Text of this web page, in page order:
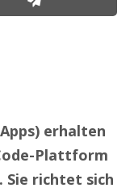
erhalten
Plattform
Sie richtet sich